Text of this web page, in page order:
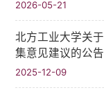
2026-05-21
北方工业大学关
集意见建议的公告
2025-12-09